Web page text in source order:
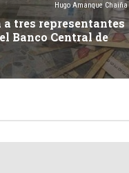
Hugo Amanque Chaiña
a tres representantes
Banco Central de